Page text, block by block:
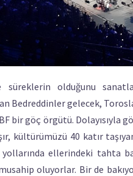
süreklerin olduğunu
Bedreddinler gelecek,
bir göç örgütü. Dolayısıyla
kültürümüzü 40 katır
ellerindeki tahta
oluyorlar. Bir de